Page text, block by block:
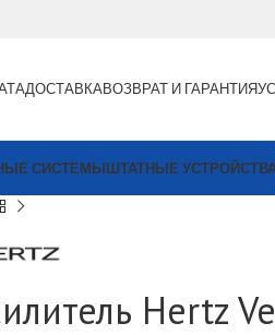
ДОСТАВКАВОЗВРАТ И ГАРАНТИЯ
СИСТЕМЫШТАТНЫЕ
Hertz